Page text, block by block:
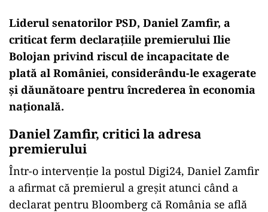
Liderul senatorilor PSD, Daniel Zamfir, a
criticat ferm declarațiile premierului Ilie
Bolojan privind riscul de incapacitate de
plată al României, considerându-le exagerate
și dăunătoare pentru încrederea în economia
națională.
Daniel Zamfir, critici la adresa
premierului
Într-o intervenţie la postul Digi24, Daniel Zamfir
a afirmat că premierul a greșit atunci când a
declarat pentru Bloomberg că România se află